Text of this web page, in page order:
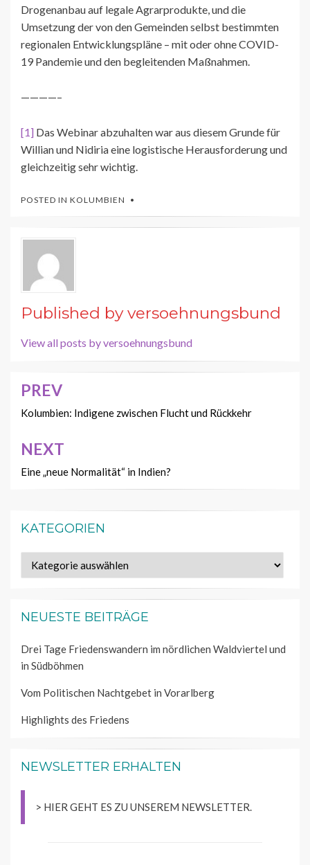
Drogenanbau auf legale Agrarprodukte, und die
Umsetzung der von den Gemeinden selbst bestimmten
regionalen Entwicklungspläne – mit oder ohne COVID-
19 Pandemie und den begleitenden Maßnahmen.
————–
[1] Das Webinar abzuhalten war aus diesem Grunde für
Willian und Nidiria eine logistische Herausforderung und
gleichzeitig sehr wichtig.
POSTED IN KOLUMBIEN
Published byversoehnungsbund
View all posts by versoehnungsbund
Beitragsnavigation
PREV
Kolumbien: Indigene zwischen Flucht und Rückkehr
NEXT
Eine „neue Normalität“ in Indien?
KATEGORIEN
Kategorien
NEUESTE BEITRÄGE
Drei Tage Friedenswandern im nördlichen Waldviertel und
in Südböhmen
Vom Politischen Nachtgebet in Vorarlberg
Highlights des Friedens
NEWSLETTER ERHALTEN
> HIER GEHT ES ZU UNSEREM NEWSLETTER.